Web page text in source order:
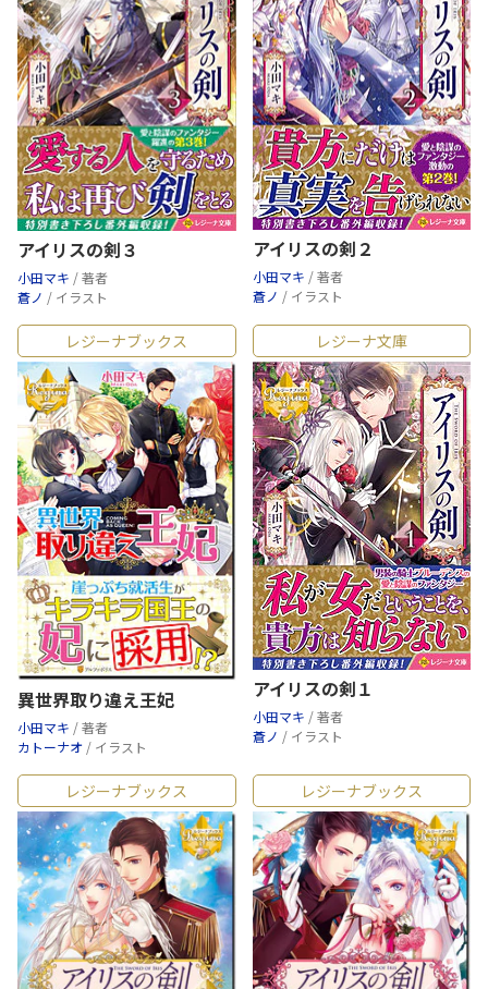
アイリスの剣３
小田マキ / 著者
蒼ノ / イラスト
アイリスの剣２
小田マキ / 著者
蒼ノ / イラスト
レジーナブックス
異世界取り違え王妃
小田マキ / 著者
カトーナオ / イラスト
レジーナ文庫
アイリスの剣１
小田マキ / 著者
蒼ノ / イラスト
レジーナブックス レジーナブックス